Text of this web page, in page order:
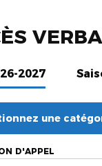
2027
une
D'APPEL